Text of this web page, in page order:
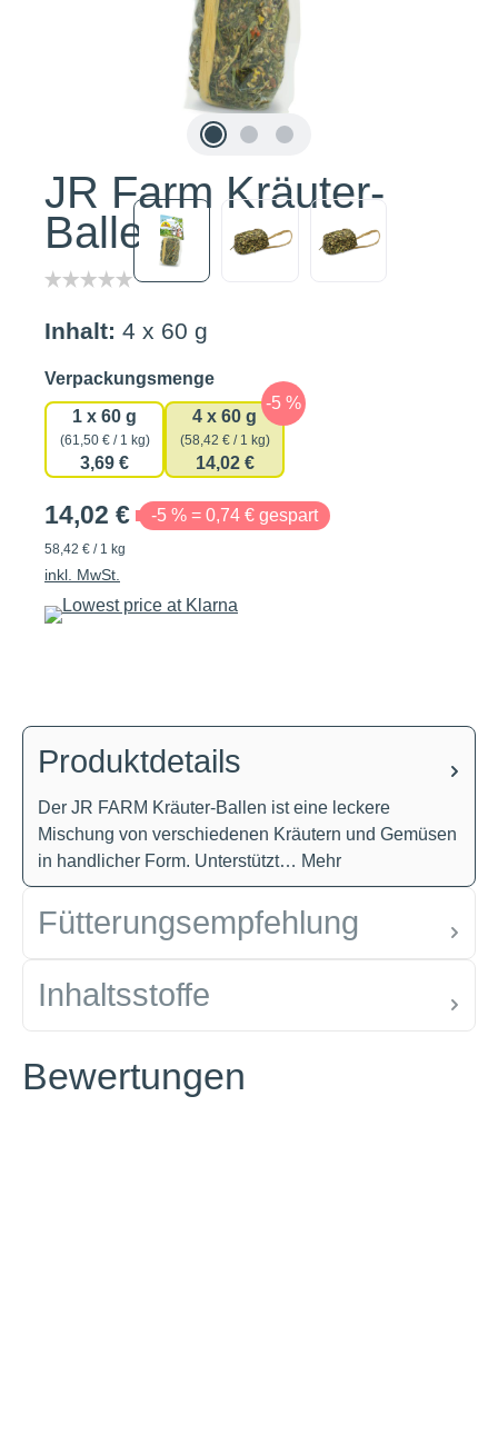
JR Farm Kräuter-
Ballen
Inhalt: 4 x 60 g
Verpackungsmengeauswählen
1 x 60 g
(61,50 € / 1 kg)
3,69 €
4 x 60 g
(58,42 € / 1 kg)
14,02 €
14,02 € -5 % = 0,74 € gespart
58,42 € / 1 kg
inkl. MwSt.
Produktdetails
Der JR FARM Kräuter-Ballen ist eine leckere
Mischung von verschiedenen Kräutern und Gemüsen
in handlicher Form. Unterstützt… Mehr
Fütterungsempfehlung
Inhaltsstoffe
Bewertungen